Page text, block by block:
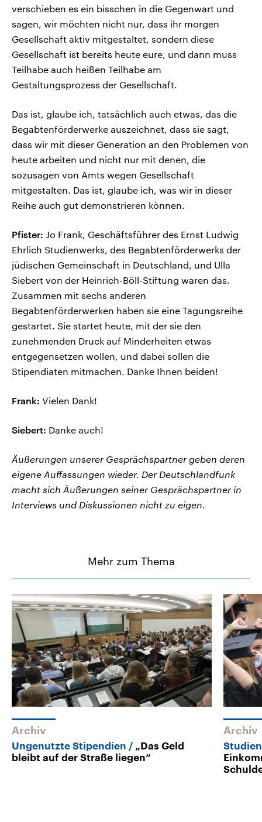
verschieben es ein bisschen in die Gegenwart und
sagen, wir möchten nicht nur, dass ihr morgen
Gesellschaft aktiv mitgestaltet, sondern diese
Gesellschaft ist bereits heute eure, und dann muss
Teilhabe auch heißen Teilhabe am
Gestaltungsprozess der Gesellschaft.
Das ist, glaube ich, tatsächlich auch etwas, das die
Begabtenförderwerke auszeichnet, dass sie sagt,
dass wir mit dieser Generation an den Problemen von
heute arbeiten und nicht nur mit denen, die
sozusagen von Amts wegen Gesellschaft
mitgestalten. Das ist, glaube ich, was wir in dieser
Reihe auch gut demonstrieren können.
Pfister: Jo Frank, Geschäftsführer des Ernst Ludwig
Ehrlich Studienwerks, des Begabtenförderwerks der
jüdischen Gemeinschaft in Deutschland, und Ulla
Siebert von der Heinrich-Böll-Stiftung waren das.
Zusammen mit sechs anderen
Begabtenförderwerken haben sie eine Tagungsreihe
gestartet. Sie startet heute, mit der sie den
zunehmenden Druck auf Minderheiten etwas
entgegensetzen wollen, und dabei sollen die
Stipendiaten mitmachen. Danke Ihnen beiden!
Frank: Vielen Dank!
Siebert: Danke auch!
Äußerungen unserer Gesprächspartner geben deren
eigene Auffassungen wieder. Der Deutschlandfunk
macht sich Äußerungen seiner Gesprächspartner in
Interviews und Diskussionen nicht zu eigen.
Mehr zum Thema
Archiv
Ungenutzte Stipendien
„Das Geld
bleibt auf der Straße liegen“
Archiv